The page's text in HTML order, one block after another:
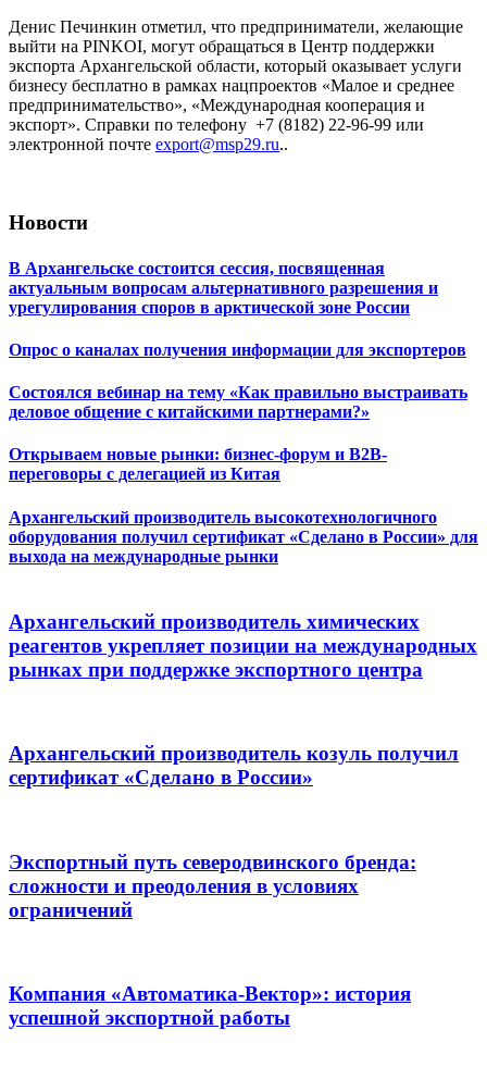
Денис Печинкин отметил, что предприниматели, желающие
выйти на PINKOI, могут обращаться в Центр поддержки
экспорта Архангельской области, который оказывает услуги
бизнесу бесплатно в рамках нацпроектов «Малое и среднее
предпринимательство», «Международная кооперация и
экспорт». Справки по телефону +7 (8182) 22-96-99 или
электронной почте export@msp29.ru..
Новости
В Архангельске состоится сессия, посвященная
актуальным вопросам альтернативного разрешения и
урегулирования споров в арктической зоне России
Опрос о каналах получения информации для экспортеров
Состоялся вебинар на тему «Как правильно выстраивать
деловое общение с китайскими партнерами?»
Открываем новые рынки: бизнес-форум и B2B-
переговоры с делегацией из Китая
Архангельский производитель высокотехнологичного
оборудования получил сертификат «Сделано в России» для
выхода на международные рынки
Архангельский производитель химических
реагентов укрепляет позиции на международных
рынках при поддержке экспортного центра
Архангельский производитель козуль получил
сертификат «Сделано в России»
Экспортный путь северодвинского бренда:
сложности и преодоления в условиях
ограничений
Компания «Автоматика-Вектор»: история
успешной экспортной работы